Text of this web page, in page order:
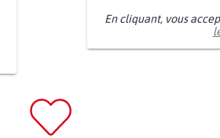
En cliquant, vous